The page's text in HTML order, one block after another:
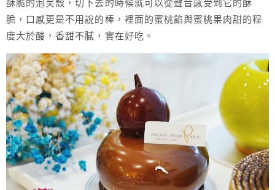
酥脆的泡芙殼，切下去的時候就可以從聲音感受到它的酥
脆，口感更是不用說的棒，裡面的蜜桃餡與蜜桃果肉甜的程
度大於酸，香甜不膩，實在好吃。